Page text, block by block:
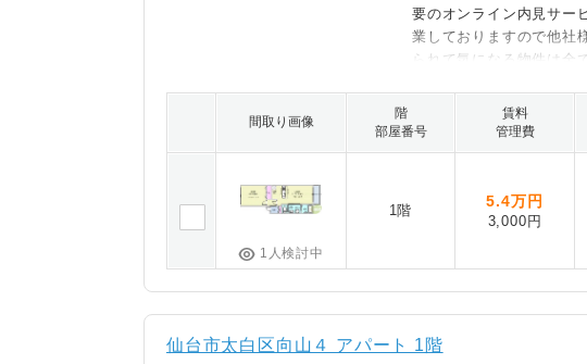
要のオンライン内見サー
業しておりますので他社
られて気になる物件は全
間取り画像
階
部屋番号
賃料
管理費
1人検討中
1階
5.4万円
3,000円
仙台市太白区向山４ アパート 1階